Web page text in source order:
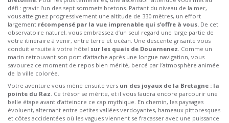
défi : gravir l’un des sept sommets bretons. Partant du niveau de la mer,
vous atteignez progressivement une altitude de 330 mètres, un effort
largement récompensé par la vue imprenable qui s’offre à vous. De cet
observatoire naturel, vous embrassez d’un seul regard une large partie de
votre itinéraire à venir, entre terre et océan. Une descente grisante vous
conduit ensuite à votre hôtel sur les quais de Douarnenez . Comme un
marin retrouvant son port d’attache après une longue navigation, vous
savourez ce moment de repos bien mérité, bercé par l’atmosphère animée
de la ville colorée.
Votre aventure vous mène ensuite vers un des joyaux de la Bretagne : la
pointe du Raz . Ce trésor se mérite, et il vous faudra encore parcourir une
belle étape avant d’atteindre ce cap mythique. En chemin, les paysages
évoluent, alternant entre petites vallées verdoyantes, hameaux pittoresques
et côtes accidentées où les vagues viennent se fracasser avec une puissance